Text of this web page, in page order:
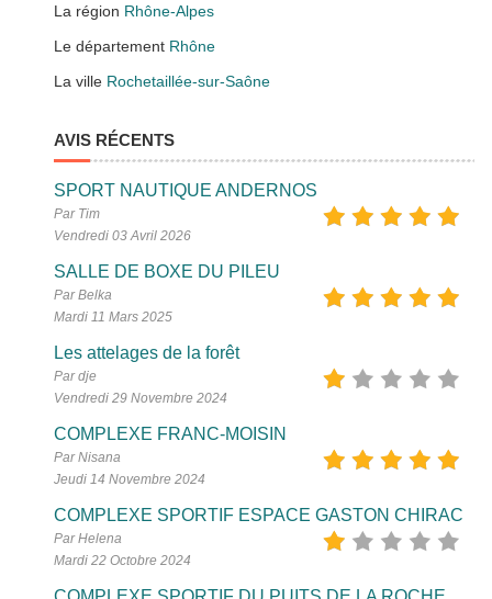
La région Rhône-Alpes
Le département Rhône
La ville Rochetaillée-sur-Saône
AVIS RÉCENTS
SPORT NAUTIQUE ANDERNOS
Par Tim
Vendredi 03 Avril 2026
SALLE DE BOXE DU PILEU
Par Belka
Mardi 11 Mars 2025
Les attelages de la forêt
Par dje
Vendredi 29 Novembre 2024
COMPLEXE FRANC-MOISIN
Par Nisana
Jeudi 14 Novembre 2024
COMPLEXE SPORTIF ESPACE GASTON CHIRAC
Par Helena
Mardi 22 Octobre 2024